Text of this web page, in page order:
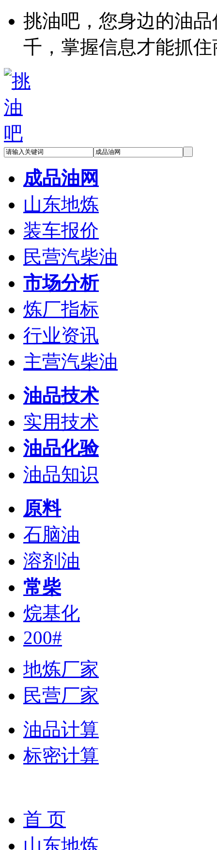
挑油吧，您身边的油
千，掌握信息才能抓
成品油网
山东地炼
装车报价
民营汽柴油
市场分析
炼厂指标
行业资讯
主营汽柴油
油品技术
实用技术
油品化验
油品知识
原料
石脑油
溶剂油
常柴
烷基化
200#
地炼厂家
民营厂家
油品计算
标密计算
首 页
山东地炼